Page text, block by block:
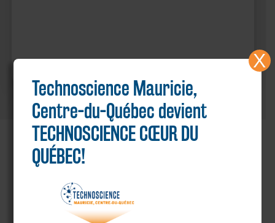
PARTENAIRES MAJEURS
Voir tous nos partenaires
Technoscience Mauricie,
Centre-du-Québec devient
TECHNOSCIENCE CŒUR DU
QUÉBEC!
X